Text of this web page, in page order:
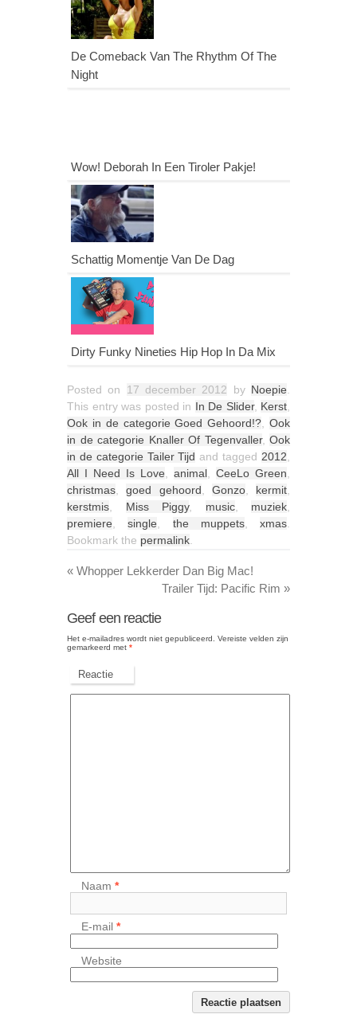
De Comeback Van The Rhythm Of The
Night
Wow! Deborah In Een Tiroler Pakje!
Schattig Momentje Van De Dag
Dirty Funky Nineties Hip Hop In Da Mix
Posted on 17 december 2012 by Noepie
This entry was posted in In De Slider, Kerst
Ook in de categorie Goed Gehoord!? ,Ook
in de categorie Knaller Of Tegenvaller, Ook
in de categorie Tailer Tijd and tagged 2012
All I Need Is Love
animal CeeLo Green
christmas ,goed gehoord Gonzo, kermit
kerstmis
Miss Piggy, music, muziek
premiere ,single the muppets, xmas
Bookmark the permalink
« Whopper Lekkerder Dan Big Mac!
Trailer Tijd: Pacific Rim »
Geef een reactie
Het e-mailadres wordt niet gepubliceerd.
Vereiste velden zijn
gemarkeerd met *
Reactie
Naam*
E-mail*
Website